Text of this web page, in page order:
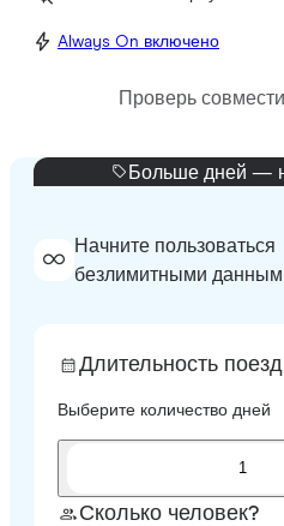
Always On включено
Проверь
Больше дней —
Начните пользоваться
безлимитными
Длительность
Выберите количество дней
1
Сколько человек?